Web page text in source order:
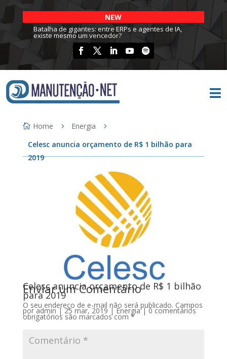
NEW
Batalha de gigantes: entre ERPs e agentes de IA,
existe mesmo um vencedor?

Home
Energia
Celesc anuncia orçamento de R$ 1 bilhão para
2019
Celesc anuncia orçamento de R$ 1 bilhão
para 2019
poradmin|25 mar, 2019 |Energia|0 comentários
Enviar um Comentário
O seu endereço de e-mail não será publicado. Campos
obrigatórios são marcados com *